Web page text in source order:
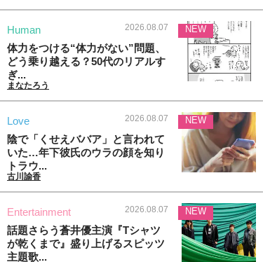
Human 2026.08.07
体力をつける“体力がない”問題、
どう乗り越える？50代のリアルす
ぎ...
まなたろう
NEW
Love 2026.08.07
陰で「くせえババア」と言われて
いた…年下彼氏のウラの顔を知り
トラウ...
古川諭香
NEW
Entertainment 2026.08.07
話題さらう蒼井優主演『Tシャツ
が乾くまで』盛り上げるスピッツ
主題歌...
NEW